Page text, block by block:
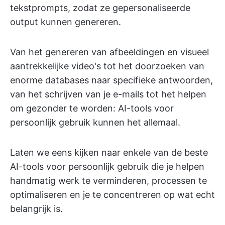
tekstprompts, zodat ze gepersonaliseerde
output kunnen genereren.
Van het genereren van afbeeldingen en visueel
aantrekkelijke video's tot het doorzoeken van
enorme databases naar specifieke antwoorden,
van het schrijven van je e-mails tot het helpen
om gezonder te worden: AI-tools voor
persoonlijk gebruik kunnen het allemaal.
Laten we eens kijken naar enkele van de beste
AI-tools voor persoonlijk gebruik die je helpen
handmatig werk te verminderen, processen te
optimaliseren en je te concentreren op wat echt
belangrijk is.